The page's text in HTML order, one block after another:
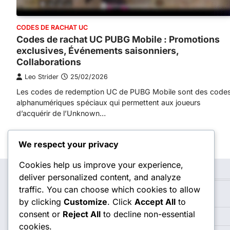
CODES DE RACHAT UC
Codes de rachat UC PUBG Mobile : Promotions
exclusives, Événements saisonniers,
Collaborations
Leo Strider 25/02/2026
Les codes de redemption UC de PUBG Mobile sont des
alphanumériques spéciaux qui permettent aux joueurs
d’acquérir de l’Unknown…
Posts
Older posts
Catégories
Codes de Rachat UC
Coffres de connexion à l'événement
We respect your privacy
Cookies help us improve your experience,
deliver personalized content, and analyze
traffic. You can choose which cookies to allow
by clicking Customize. Click Accept All to
consent or Reject All to decline non-essential
cookies.